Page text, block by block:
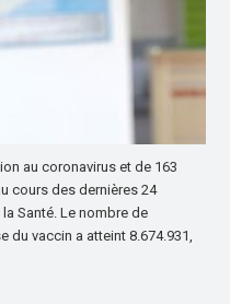
au coronavirus et de 163
cours des dernières 24
Santé. Le nombre de
du vaccin a atteint 8.674.931,